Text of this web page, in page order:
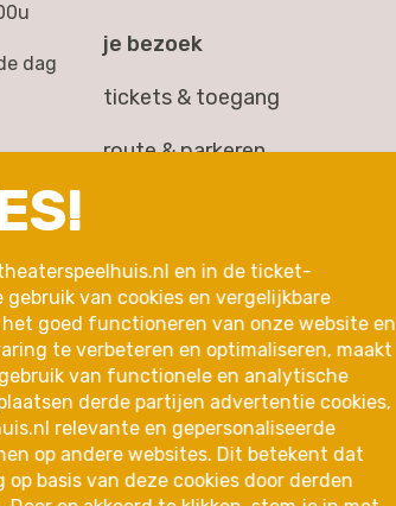
theaterspeelhuis.nl en in de ticket-
gebruik van cookies en vergelijkbare
goed functioneren van onze website en
te verbeteren en optimaliseren, maakt
van functionele en analytische
derde partijen advertentie cookies,
relevante en gepersonaliseerde
op andere websites. Dit betekent dat
basis van deze cookies door derden
dag
je bezoek
tickets & toegang
route & parkeren
rondleidingen
inleidingen & extra's
in de buurt